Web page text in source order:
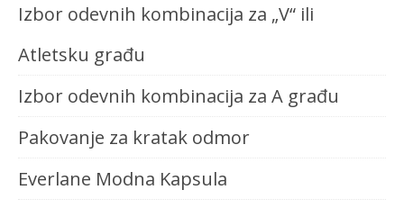
Izbor odevnih kombinacija za „V“ ili
Atletsku građu
Izbor odevnih kombinacija za A građu
Pakovanje za kratak odmor
Everlane Modna Kapsula